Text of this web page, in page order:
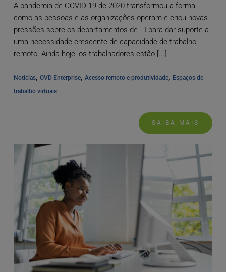
A pandemia de COVID-19 de 2020 transformou a forma
como as pessoas e as organizações operam e criou novas
pressões sobre os departamentos de TI para dar suporte a
uma necessidade crescente de capacidade de trabalho
remoto. Ainda hoje, os trabalhadores estão [...]
Notícias, OVD Enterprise, Acesso remoto e produtividade, Espaços de
trabalho virtuais
SAIBA MAIS